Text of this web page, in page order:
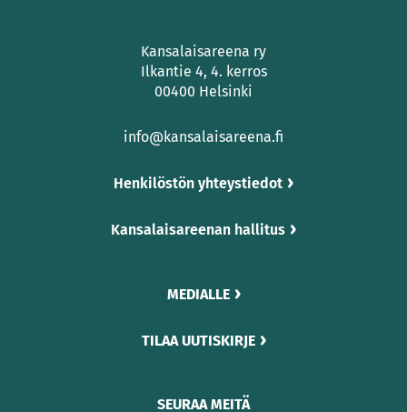
Kansalaisareena ry
Ilkantie 4, 4. kerros
00400 Helsinki
info@kansalaisareena.fi
Henkilöstön yhteystiedot
Kansalaisareenan hallitus
MEDIALLE
TILAA UUTISKIRJE
SEURAA MEITÄ